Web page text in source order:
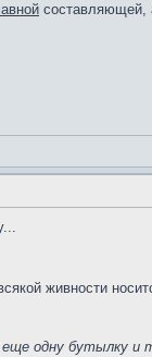
составляющей,
живности
одну бутылку и